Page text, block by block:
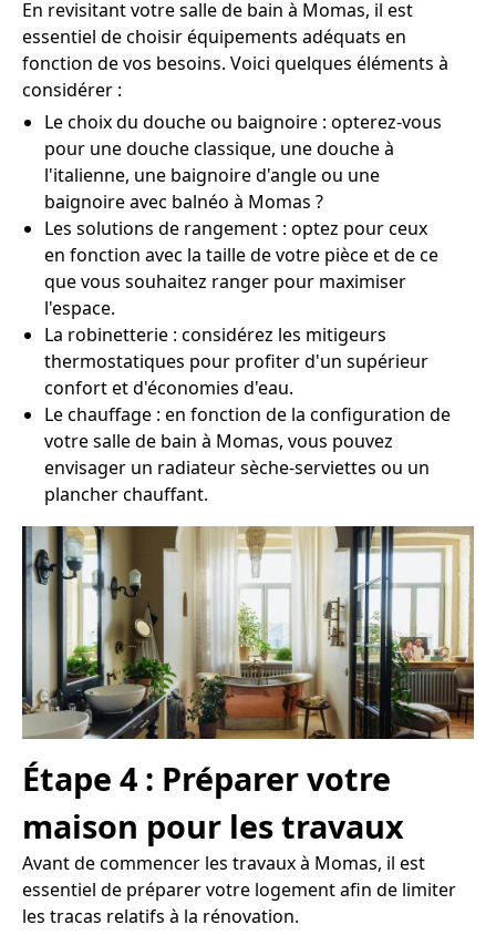
En revisitant votre salle de bain à Momas, il est
essentiel de choisir équipements adéquats en
fonction de vos besoins. Voici quelques éléments à
considérer :
Le choix du douche ou baignoire : opterez-vous
pour une douche classique, une douche à
l'italienne, une baignoire d'angle ou une
baignoire avec balnéo à Momas ?
Les solutions de rangement : optez pour ceux
en fonction avec la taille de votre pièce et de ce
que vous souhaitez ranger pour maximiser
l'espace.
La robinetterie : considérez les mitigeurs
thermostatiques pour profiter d'un supérieur
confort et d'économies d'eau.
Le chauffage : en fonction de la configuration de
votre salle de bain à Momas, vous pouvez
envisager un radiateur sèche-serviettes ou un
plancher chauffant.
Étape 4 : Préparer votre
maison pour les travaux
Avant de commencer les travaux à Momas, il est
essentiel de préparer votre logement afin de limiter
les tracas relatifs à la rénovation.